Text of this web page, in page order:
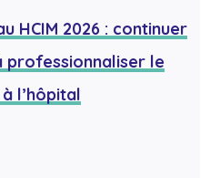
HCIM 2026 : continuer
professionnaliser le
l’hôpital